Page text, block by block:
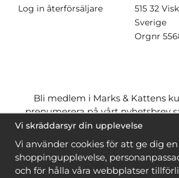
Log in återförsäljare
515 32
Sverige
Orgnr
Bli medlem i Marks & Kattens
prenumerera på vårt nyhetsbrev
ner många mönstergratisoch få
när du handlar garn till mönstret.
är
gratis när du är
Bli medlem
Vi skräddarsyr din upplevelse
Vi använder cookies för att ge dig
shoppingupplevelse,
och för hålla våra webbplatser